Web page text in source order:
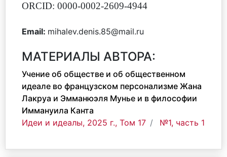
ORCID: 0000-0002-2609-4944
Email: mihalev.denis.85@mail.ru
МАТЕРИАЛЫ АВТОРА:
Учение об обществе и об общественном
идеале во французском персонализме Жана
Лакруа и Эмманюэля Мунье и в философии
Иммануила Канта
Идеи и идеалы, 2025 г., Том 17
№1, часть 1